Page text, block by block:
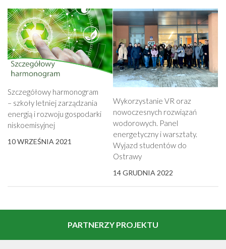
Szczegółowy harmonogram
– szkoły letniej zarządzania
energią i rozwoju gospodarki
niskoemisyjnej
10 WRZEŚNIA 2021
Wykorzystanie VR oraz
nowoczesnych rozwiązań
wodorowych. Panel
energetyczny i warsztaty.
Wyjazd studentów do
Ostrawy
14 GRUDNIA 2022
PARTNERZY PROJEKTU